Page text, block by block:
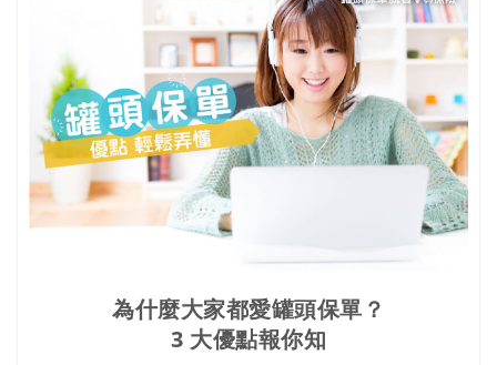
為什麼大家都愛罐頭保單？
3 大優點報你知